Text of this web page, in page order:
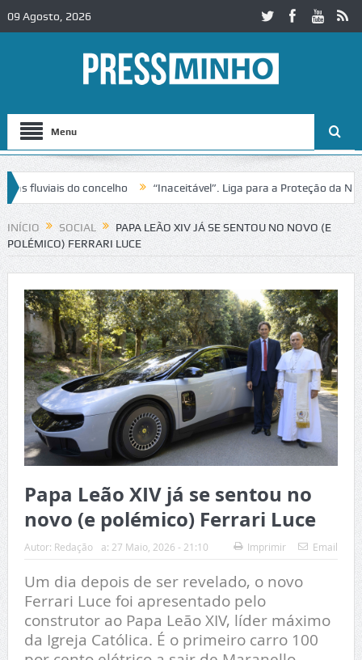
09 Agosto, 2026
Menu
do concelho “Inaceitável”. Liga para a Proteção da
no IC2 em Alcobaça Igreja do Castelo de Cerveira assegura
INÍCIO SOCIAL
PAPA LEÃO XIV JÁ SE SENTOU NO NOVO (E
POLÉMICO) FERRARI LUCE
Papa Leão XIV já se sentou no
novo (e polémico) Ferrari Luce
Autor: Redação a: 27 Maio, 2026 - 21:10 Imprimir Email
Um dia depois de ser revelado, o novo
Ferrari Luce foi apresentado pelo
construtor ao Papa Leão XIV, líder máximo
da Igreja Católica. É o primeiro carro 100